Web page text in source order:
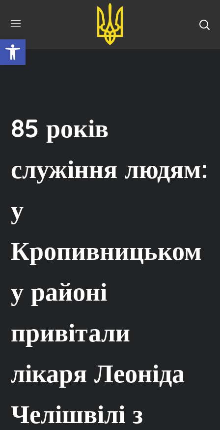
85 років
служіння людям:
у
Кропивницьком
у районі
привітали
лікаря Леоніда
Челішвілі з
Відкрити Панель інструментів